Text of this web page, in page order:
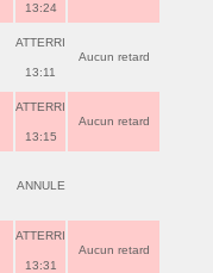
13:24
ATTERRI
13:11
Aucun retard
ATTERRI
13:15
Aucun retard
ANNULE
ATTERRI
13:31
Aucun retard